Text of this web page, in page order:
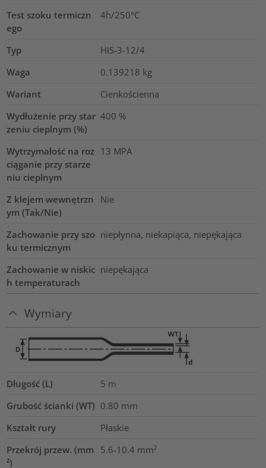
Test szoku termiczn
ego
4h/250°C
Typ
HIS-3-12/4
Waga
0.139218 kg
Wariant
Cienkościenna
Wydłużenie przy star
zeniu cieplnym (%)
400 %
Wytrzymałość na roz
ciąganie przy starze
niu cieplnym
13 MPA
Z klejem wewnętrzn
ym (Tak/Nie)
Nie
Zachowanie przy szo
ku termicznym
niepłynna, niekapiąca, niepękająca
Zachowanie w niskic
h temperaturach
niepękająca
Wymiary
Długość (L) 5 m
Grubość ścianki (WT) 0.80 mm
Kształt rury
Płaskie
Przekrój przew. (mm
²)
5.6-10.4 mm²